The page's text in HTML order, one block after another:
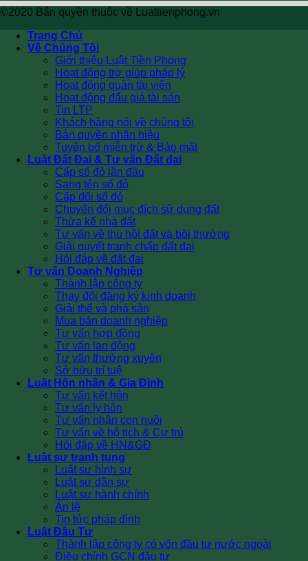
©2020 Bản quyền thuộc về Luattienphong.vn
Trang Chủ
Về Chúng Tôi
Giới thiệu Luật Tiền Phong
Hoạt động trợ giúp pháp lý
Hoạt động quản tài viên
Hoạt động đấu giá tài sản
Tin LTP
Khách hàng nói về chúng tôi
Bản quyền nhãn hiệu
Tuyên bố miễn trừ & Bảo mật
Luật Đất Đai & Tư vấn Đất đai
Cấp sổ đỏ lần đầu
Sang tên sổ đỏ
Cấp đổi sổ đỏ
Chuyển đổi mục đích sử dụng đất
Thừa kế nhà đất
Tư vấn về thu hồi đất và bồi thường
Giải quyết tranh chấp đất đai
Hỏi đáp về đất đai
Tư vấn Doanh Nghiệp
Thành lập công ty
Thay đổi đăng ký kinh doanh
Giải thể và phá sản
Mua bán doanh nghiệp
Tư vấn hợp đồng
Tư vấn lao động
Tư vấn thường xuyên
Sở hữu trí tuệ
Luật Hôn nhân & Gia Đình
Tư vấn kết hôn
Tư vấn ly hôn
Tư vấn nhận con nuôi
Tư vấn về hộ tịch & Cư trú
Hỏi đáp về HN&GĐ
Luật sư tranh tụng
Luật sư hình sự
Luật sư dân sự
Luật sư hành chính
Án lệ
Tin tức pháp đình
Luật Đầu Tư
Thành lập công ty có vốn đầu tư nước ngoài
Điều chỉnh GCN đầu tư